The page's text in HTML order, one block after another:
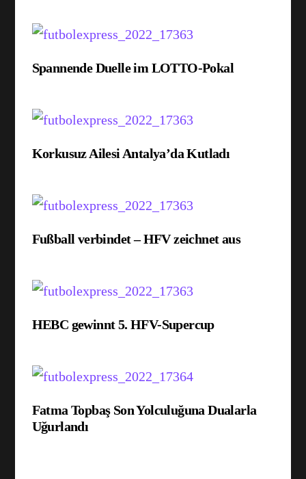
Spannende Duelle im LOTTO-Pokal
Korkusuz Ailesi Antalya’da Kutladı
Fußball verbindet – HFV zeichnet aus
HEBC gewinnt 5. HFV-Supercup
Fatma Topbaş Son Yolculuğuna Dualarla
Uğurlandı